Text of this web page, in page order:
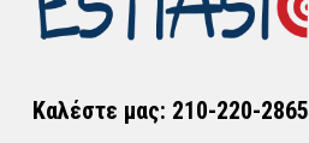
Καλέστε μας: 210-220-2865